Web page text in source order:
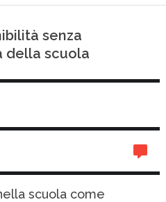
senza
della scuola
scuola come